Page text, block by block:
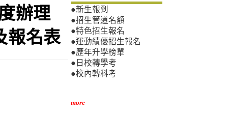
辦理
報名表
●新生報到
●招生管道名額
●特色招生報名
●運動績優招生報名
●歷年升學榜單
●日校轉學考
●校內轉科考
more